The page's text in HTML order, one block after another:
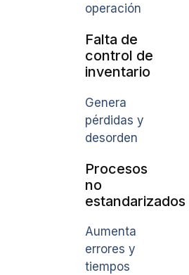
operación
Falta de
control de
inventario
Genera
pérdidas y
desorden
Procesos
no
estandarizados
Aumenta
errores y
tiempos